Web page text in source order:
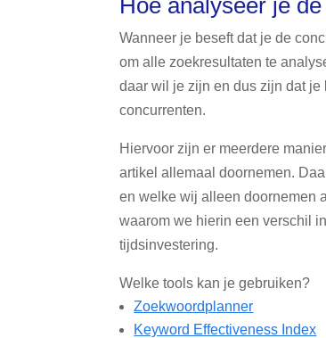
Wanneer je beseft dat je de
om alle zoekresultaten te
daar wil je zijn en dus zijn dat
concurrenten.
Hiervoor zijn er meerdere
artikel allemaal doornemen.
en welke wij alleen doornemen
waarom we hierin een verschil
tijdsinvestering.
Welke tools kan je gebruiken?
Zoekwoordplanner
Keyword Effectiveness Index